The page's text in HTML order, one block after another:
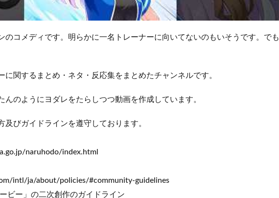
のコメディです。明らかに一名トレーナーに向いてないのもいそうです。でも
に関するまとめ・ネタ・反応集をまとめたチャンネルです。
んのようにヨダレをたらしつつ動画を作成しています。
及びガイドラインを遵守しております。
naruhodo/index.html
intl/ja/about/policies/#community-guidelines
ビー」の二次創作のガイドライン